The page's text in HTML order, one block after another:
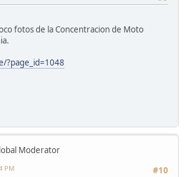
fotos de la Concentracion de Moto
?page_id=1048
Moderator
#10
PM